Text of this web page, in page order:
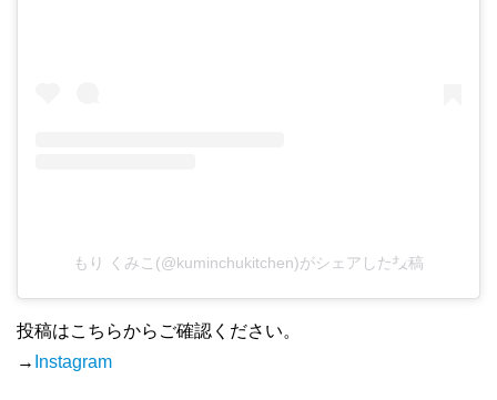
もり くみこ(@kuminchukitchen)がシェアした投稿
投稿はこちらからご確認ください。
→ Instagram